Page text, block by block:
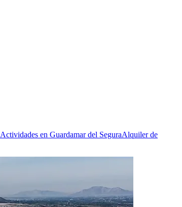
Actividades en Guardamar del SeguraAlquiler de